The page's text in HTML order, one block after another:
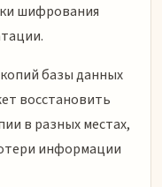
шифрования
базы данных
восстановить
в разных местах,
информации